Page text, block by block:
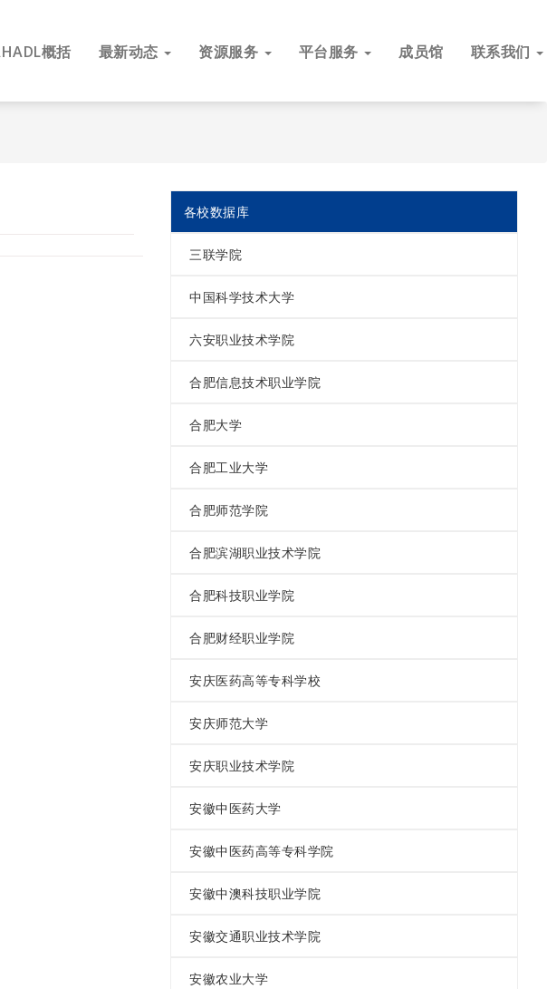
概括 最新动态 资源服务 平台服务 成员馆 联系我们
各校数据库
三联学院
中国科学技术大学
六安职业技术学院
合肥信息技术职业学院
合肥大学
合肥工业大学
合肥师范学院
合肥滨湖职业技术学院
合肥科技职业学院
合肥财经职业学院
安庆医药高等专科学校
安庆师范大学
安庆职业技术学院
安徽中医药大学
安徽中医药高等专科学院
安徽中澳科技职业学院
安徽交通职业技术学院
安徽农业大学